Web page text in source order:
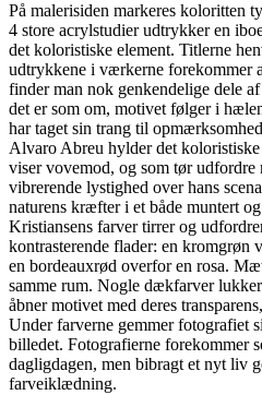
På malerisiden markeres koloritten
4 store acrylstudier udtrykker en
det koloristiske element. Titlerne
udtrykkene i værkerne forekommer
finder man nok genkendelige dele
det er som om, motivet følger i
har taget sin trang til
Alvaro Abreu hylder det
viser vovemod, og som tør udfordre
vibrerende lystighed over hans
naturens kræfter i et både muntert
Kristiansens farver tirrer og
kontrasterende flader: en kromgrøn
en bordeauxrød overfor en rosa.
samme rum. Nogle dækfarver
åbner motivet med deres
Under farverne gemmer fotografiet
billedet. Fotografierne forekommer
dagligdagen, men bibragt et nyt liv
farveiklædning.